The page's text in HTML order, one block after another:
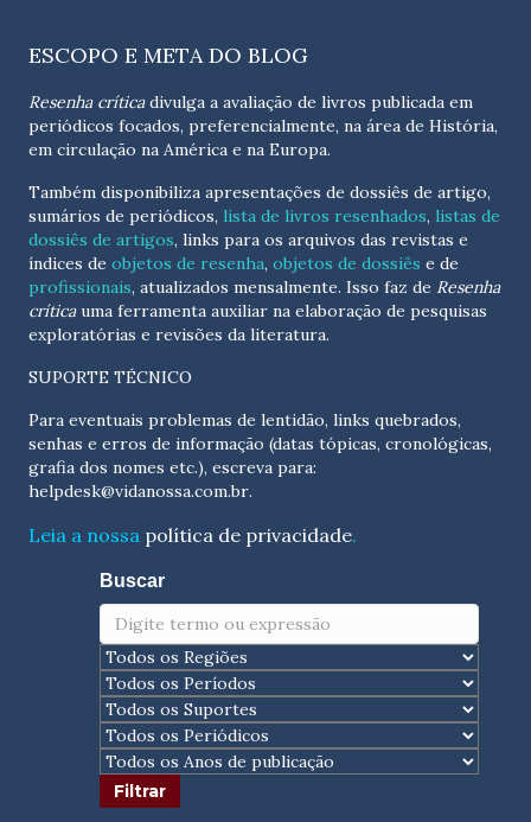
ESCOPO E META DO BLOG
Resenha críticadivulga a avaliação de livros publicada em
periódicos focados, preferencialmente, na área de História,
em circulação na América e na Europa.
Também disponibiliza apresentações de dossiês de artigo,
sumários de periódicos, lista de livros resenhados, listas de
dossiês de artigos, links para os arquivos das revistas e
índices de objetos de resenha, objetos de dossiês e de
profissionais, atualizados mensalmente. Isso faz de Resenha
críticauma ferramenta auxiliar na elaboração de pesquisas
exploratórias e revisões da literatura.
SUPORTE TÉCNICO
Para eventuais problemas de lentidão, links quebrados,
senhas e erros de informação (datas tópicas, cronológicas,
helpdesk@vidanossa.com.br.
Leia a nossa política de privacidade.
Buscar